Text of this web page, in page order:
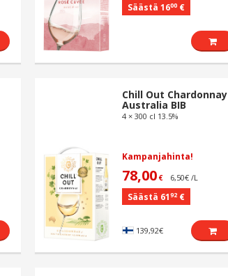
Säästä 1600 €
Chill Out Chardonnay
Australia BIB
4 × 300 cl 13.5%
Kampanjahinta!
78,00 € 6,50€ /L
Säästä 6192 €
139,92€